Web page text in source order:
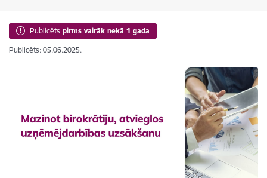
Publicēts pirms vairāk nekā 1 gada
Publicēts: 05.06.2025.